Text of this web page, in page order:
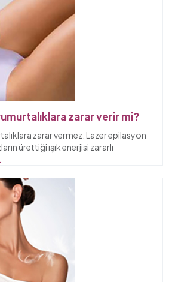
zarar verir mi?
zarar vermez. Lazer epilasyon
ürettiği ışık enerjisi zararlı